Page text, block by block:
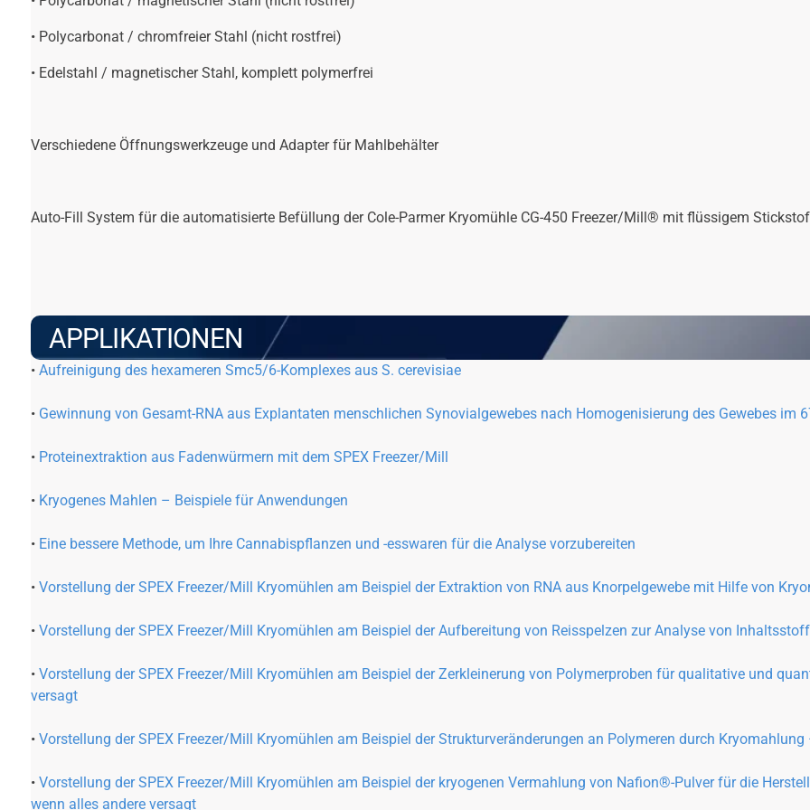
• Polycarbonat / chromfreier Stahl (nicht rostfrei)
• Edelstahl / magnetischer Stahl, komplett polymerfrei
Verschiedene Öffnungswerkzeuge und Adapter für Mahlbehälter
Auto-Fill System für die automatisierte Befüllung der Cole-Parmer Kryomühle CG-450 Freezer/Mill® mit flüssigem
APPLIKATIONEN
• Aufreinigung des hexameren Smc5/6-Komplexes aus S. cerevisiae
• Gewinnung von Gesamt-RNA aus Explantaten menschlichen Synovialgewebes nach Homogenisierung des Gewebes im
• Proteinextraktion aus Fadenwürmern mit dem SPEX Freezer/Mill
• Kryogenes Mahlen – Beispiele für Anwendungen
• Eine bessere Methode, um Ihre Cannabispflanzen und -esswaren für die Analyse vorzubereiten
• Vorstellung der SPEX Freezer/Mill Kryomühlen am Beispiel der Extraktion von RNA aus Knorpelgewebe mit Hilfe von
• Vorstellung der SPEX Freezer/Mill Kryomühlen am Beispiel der Aufbereitung von Reisspelzen zur Analyse von
• Vorstellung der SPEX Freezer/Mill Kryomühlen am Beispiel der Zerkleinerung von Polymerproben für qualitative und
versagt
• Vorstellung der SPEX Freezer/Mill Kryomühlen am Beispiel der Strukturveränderungen an Polymeren durch
• Vorstellung der SPEX Freezer/Mill Kryomühlen am Beispiel der kryogenen Vermahlung von Nafion®-Pulver für die
wenn alles andere versagt